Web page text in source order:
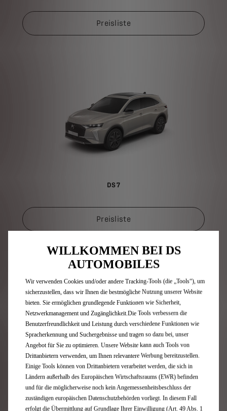
Preisliste
DS 7
Preisliste
N°8
WILLKOMMEN BEI DS
AUTOMOBILES
Wir verwenden Cookies und/oder andere Tracking-Tools (die „Tools“), um
sicherzustellen, dass wir Ihnen die bestmögliche Nutzung unserer Website
bieten. Sie ermöglichen grundlegende Funktionen wie Sicherheit,
Netzwerkmanagement und Zugänglichkeit.Die Tools verbessern die
Benutzerfreundlichkeit und Leistung durch verschiedene Funktionen wie
Spracherkennung und Suchergebnisse und tragen so dazu bei, unser
Angebot für Sie zu optimieren. Unsere Website kann auch Tools von
Drittanbietern verwenden, um Ihnen relevantere Werbung bereitzustellen.
Einige Tools können von Drittanbietern verarbeitet werden, die sich in
Ländern außerhalb des Europäischen Wirtschaftsraums (EWR) befinden
und für die möglicherweise noch kein Angemessenheitsbeschluss der
zuständigen europäischen Datenschutzbehörden vorliegt. In diesem Fall
erfolgt die Übermittlung auf Grundlage Ihrer Einwilligung (Art. 49 Abs. 1